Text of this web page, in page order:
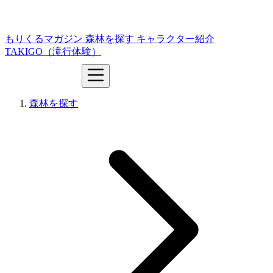
もりくるマガジン 森林を探す キャラクター紹介
TAKIGO（滝行体験）
森林を探す